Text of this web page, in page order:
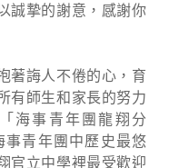
誠摯的謝意，感謝你
誨人不倦的心，育
有師生和家長的努力
海事青年團龍翔分
青年團中歷史最悠
官立中學裡最受歡迎